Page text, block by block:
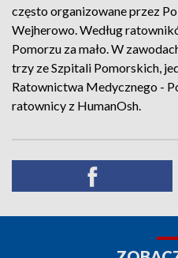
często organizowane przez
Wejherowo. Według
Pomorzu za mało. W
trzy ze Szpitali Pomorskich,
Ratownictwa Medycznego -
ratownicy z HumanOsh.